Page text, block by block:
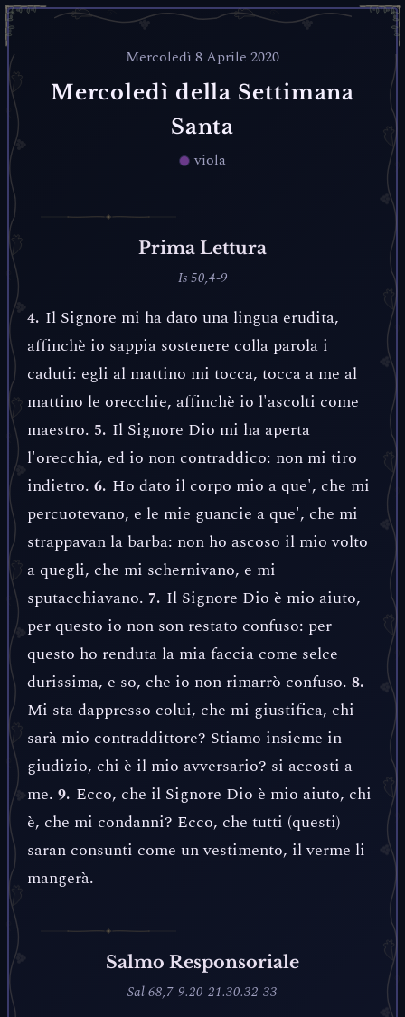
Mercoledì 8 Aprile 2020
Mercoledì della Settimana
Santa
viola
Prima Lettura
Is 50,4-9
4. Il Signore mi ha dato una lingua erudita,
affinchè io sappia sostenere colla parola i
caduti: egli al mattino mi tocca, tocca a me al
mattino le orecchie, affinchè io l'ascolti come
maestro. 5. Il Signore Dio mi ha aperta
l'orecchia, ed io non contraddico: non mi tiro
indietro. 6. Ho dato il corpo mio a que', che mi
percuotevano, e le mie guancie a que', che mi
strappavan la barba: non ho ascoso il mio volto
a quegli, che mi schernivano, e mi
sputacchiavano. 7. Il Signore Dio è mio aiuto,
per questo io non son restato confuso: per
questo ho renduta la mia faccia come selce
durissima, e so, che io non rimarrò confuso. 8.
Mi sta dappresso colui, che mi giustifica, chi
sarà mio contraddittore? Stiamo insieme in
giudizio, chi è il mio avversario? si accosti a
me. 9. Ecco, che il Signore Dio è mio aiuto, chi
è, che mi condanni? Ecco, che tutti (questi)
saran consunti come un vestimento, il verme li
mangerà.
Salmo Responsoriale
Sal 68,7-9.20-21.30.32-33